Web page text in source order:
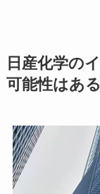
日産化学の
可能性はあ